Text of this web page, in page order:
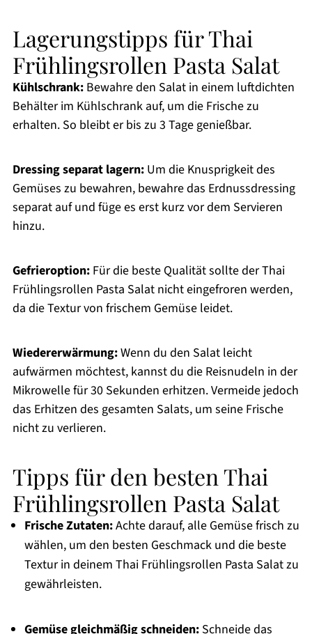
Lagerungstipps für Thai
Frühlingsrollen Pasta Salat
Kühlschrank:Bewahre den Salat in einem luftdichten
Behälter im Kühlschrank auf, um die Frische zu
erhalten. So bleibt er bis zu 3 Tage genießbar.
Dressing separat lagern:Um die Knusprigkeit des
Gemüses zu bewahren, bewahre das Erdnussdressing
separat auf und füge es erst kurz vor dem Servieren
hinzu.
Gefrieroption:Für die beste Qualität sollte der Thai
Frühlingsrollen Pasta Salat nicht eingefroren werden,
da die Textur von frischem Gemüse leidet.
Wiedererwärmung:Wenn du den Salat leicht
aufwärmen möchtest, kannst du die Reisnudeln in der
Mikrowelle für 30 Sekunden erhitzen. Vermeide jedoch
das Erhitzen des gesamten Salats, um seine Frische
nicht zu verlieren.
Tipps für den besten Thai
Frühlingsrollen Pasta Salat
Frische Zutaten:Achte darauf, alle Gemüse frisch zu
wählen, um den besten Geschmack und die beste
Textur in deinem Thai Frühlingsrollen Pasta Salat zu
gewährleisten.
Gemüse gleichmäßig schneiden:Schneide das